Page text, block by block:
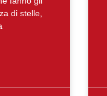
di stelle,